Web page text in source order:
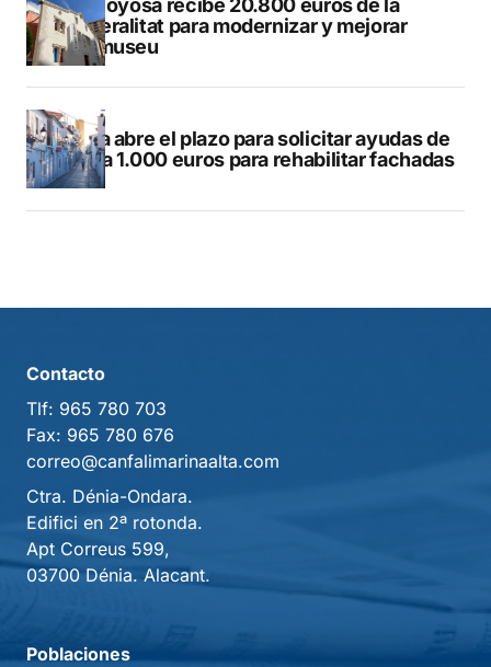
Villajoyosa recibe 20.800 euros de la
Generalitat para modernizar y mejorar
Vilamuseu
Altea abre el plazo para solicitar ayudas de
hasta 1.000 euros para rehabilitar fachadas
Contacto
Tlf: 965 780 703
Fax: 965 780 676
correo@canfalimarinaalta.com
Ctra. Dénia-Ondara.
Edifici en 2ª rotonda.
Apt Correus 599,
03700 Dénia. Alacant.
Poblaciones